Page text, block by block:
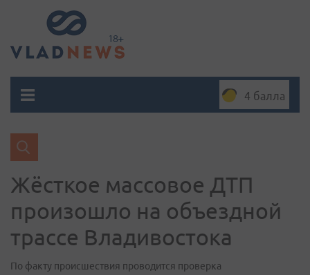
4 балла
Жёсткое массовое ДТП
произошло на объездной
трассе Владивостока
По факту происшествия проводится проверка